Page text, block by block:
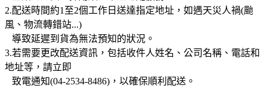
2.配送時間約1至2個工作日送達指定地址，如遇天災人禍(颱
風、物流轉錯站...)
導致延遲到貨為無法預知的狀況。
3.若需要更改配送資訊，包括收件人姓名、公司名稱、電話和
地址等，請立即
致電通知(04-2534-8486)，以確保順利配送。